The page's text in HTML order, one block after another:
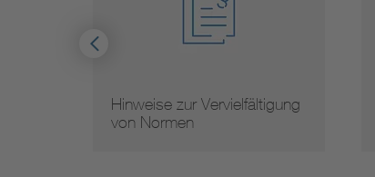
Hinweise zur Vervielfältigung
von Normen